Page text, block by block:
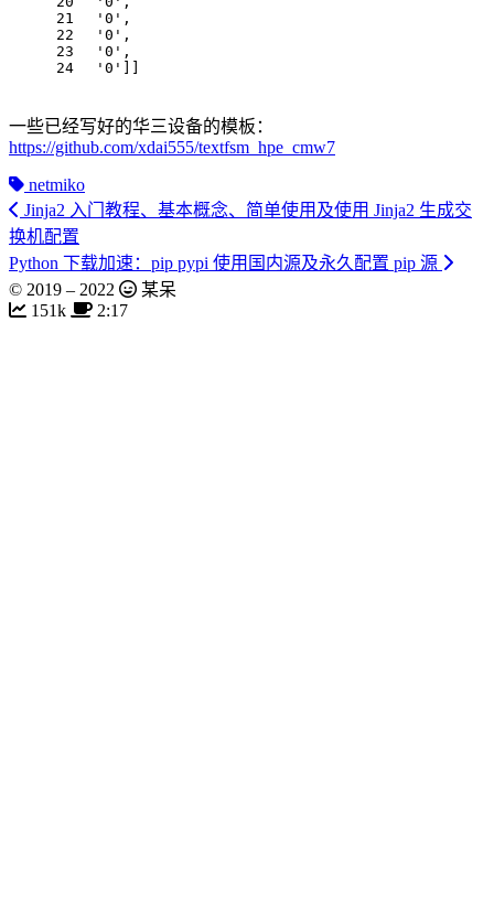
21
22
23
24
'0' ,
'0' ,
'0' ,
'0'
一些已经写好的华三设备的模板：
https://github.com/xdai555/textfsm_hpe_cmw7
netmiko
Jinja2 入门教程、基本概念、简单使用及使用 Jinja2 生成交
换机配置
Python 下载加速：pip pypi 使用国内源及永久配置 pip 源
© 2019 – 2022
某呆
151k
2:17